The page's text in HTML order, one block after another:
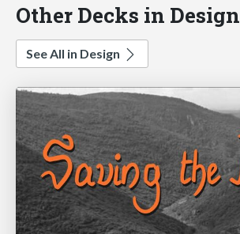
Other Decks in Design
See All in Design